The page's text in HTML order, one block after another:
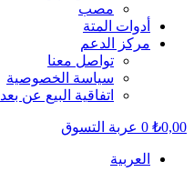
مصب
أدوات المتة
مركز الدعم
تواصل معنا
سياسة الخصوصية
اتفاقية البيع عن بعد
₺0,00
0 عربة التسوق
العربية